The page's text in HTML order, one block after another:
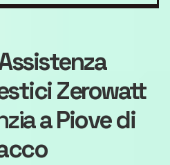
Zerowatt
a Piove di